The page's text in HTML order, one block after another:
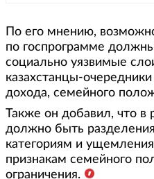
По его мнению,
по госпрограмме
социально уязвимые
казахстанцы-
дохода, семейного
Также он добавил, что
должно быть
категориям и
признакам семейного
ограничения.